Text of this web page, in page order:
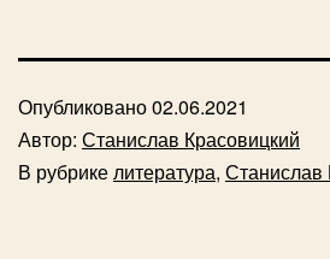
Опубликовано02.06.2021
Автор: Станислав Красовицкий
В рубрикелитература, Станислав